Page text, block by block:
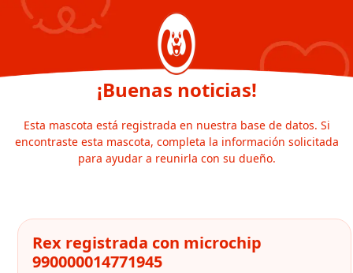
¡Buenas noticias!
Esta mascota está registrada en nuestra base de datos. Si
encontraste esta mascota, completa la información solicitada
para ayudar a reunirla con su dueño.
Rex registrada con microchip
990000014771945